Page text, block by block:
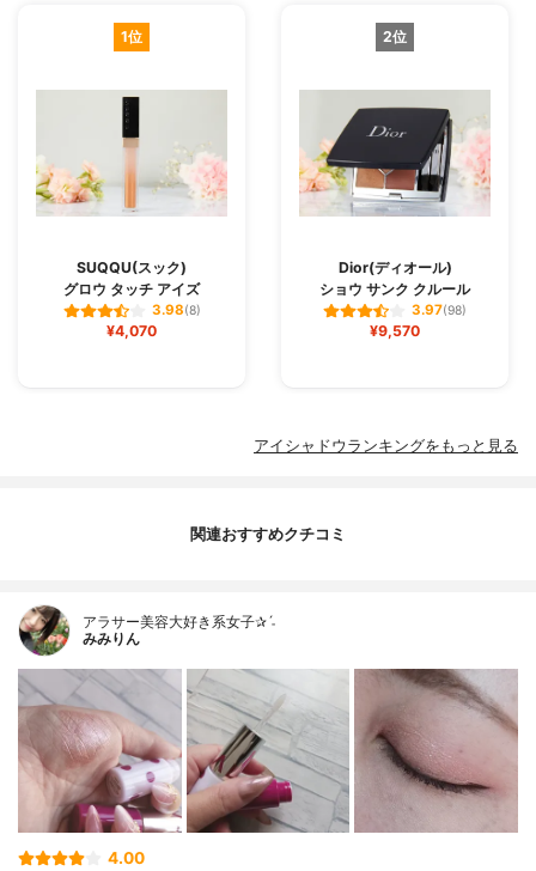
1位
SUQQU(スック)
グロウ タッチ アイズ
3.98(8)
¥4,070
2位
Dior(ディオール)
ショウ サンク クルール
3.97(98)
¥9,570
アイシャドウランキングをもっと見る
関連おすすめクチコミ
アラサー美容大好き系女子✰ˊ˗
みみりん
4.00